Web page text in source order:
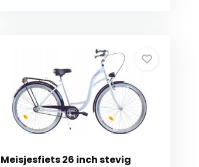
Meisjesfiets 26 inch stevig